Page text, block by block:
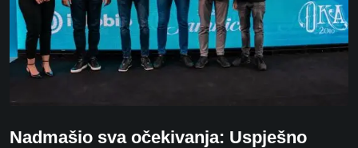
Nadmašio sva očekivanja: Uspješno